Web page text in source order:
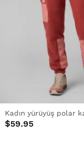
$59.95